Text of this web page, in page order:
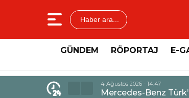
Haber ara...
GÜNDEM RÖPORTAJ E-
4 Ağustos 2026 - 14:47
Mercedes-Benz